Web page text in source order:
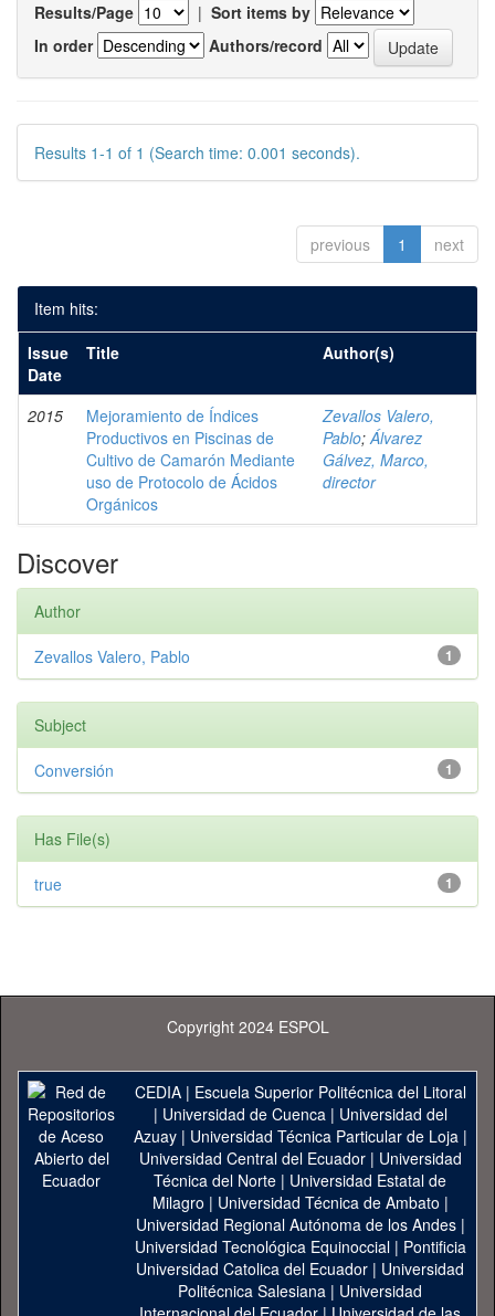
Results/Page | Sort items by
In order
Authors/record
Results 1-1 of 1 (Search time: 0.001 seconds).
previous 1 next
Item hits:
Issue
Date
Title Author(s)
2015
Mejoramiento de Índices
Productivos en Piscinas de
Cultivo de Camarón Mediante
uso de Protocolo de Ácidos
Orgánicos
Zevallos Valero,
Pablo;Álvarez
Gálvez, Marco,
director
Discover
Author
1
Zevallos Valero, Pablo
Subject
1
Conversión
Has File(s)
1
true
Copyright 2024 ESPOL
CEDIA| Escuela Superior Politécnica del Litoral
| Universidad de Cuenca| Universidad del
Azuay| Universidad Técnica Particular de Loja|
Universidad Central del Ecuador| Universidad
Técnica del Norte | Universidad Estatal de
Milagro | Universidad Técnica de Ambato |
Universidad Regional Autónoma de los Andes|
Universidad Tecnológica Equinoccial| Pontificia
Universidad Catolica del Ecuador | Universidad
Politécnica Salesiana | Universidad